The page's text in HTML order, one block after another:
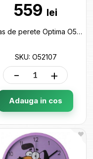
559 lei
Ceas de perete Optima O52107
SKU: O52107
- +
Adauga in cos